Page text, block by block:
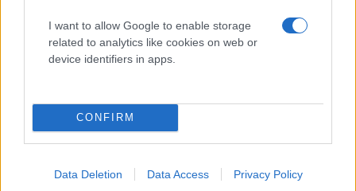
I want to allow Google to enable storage
related to analytics like cookies on web or
device identifiers in apps.
CONFIRM
Data Deletion Data Access Privacy Policy
ενός εκ των δύο πρωταγωνιστών.
Όσοι ενδιαφέρεστε να "σπρώξετε" την προσπάθεια
ρίξτε μια ματιά εδώ